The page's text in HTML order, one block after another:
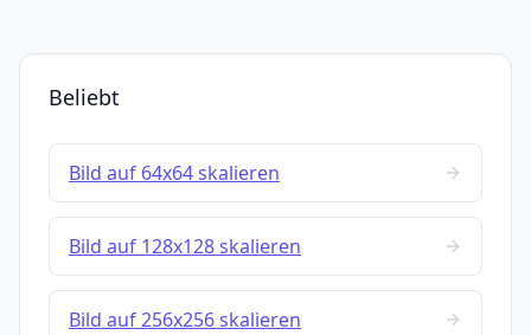
Beliebt
Bild auf 64x64 skalieren
Bild auf 128x128 skalieren
Bild auf 256x256 skalieren